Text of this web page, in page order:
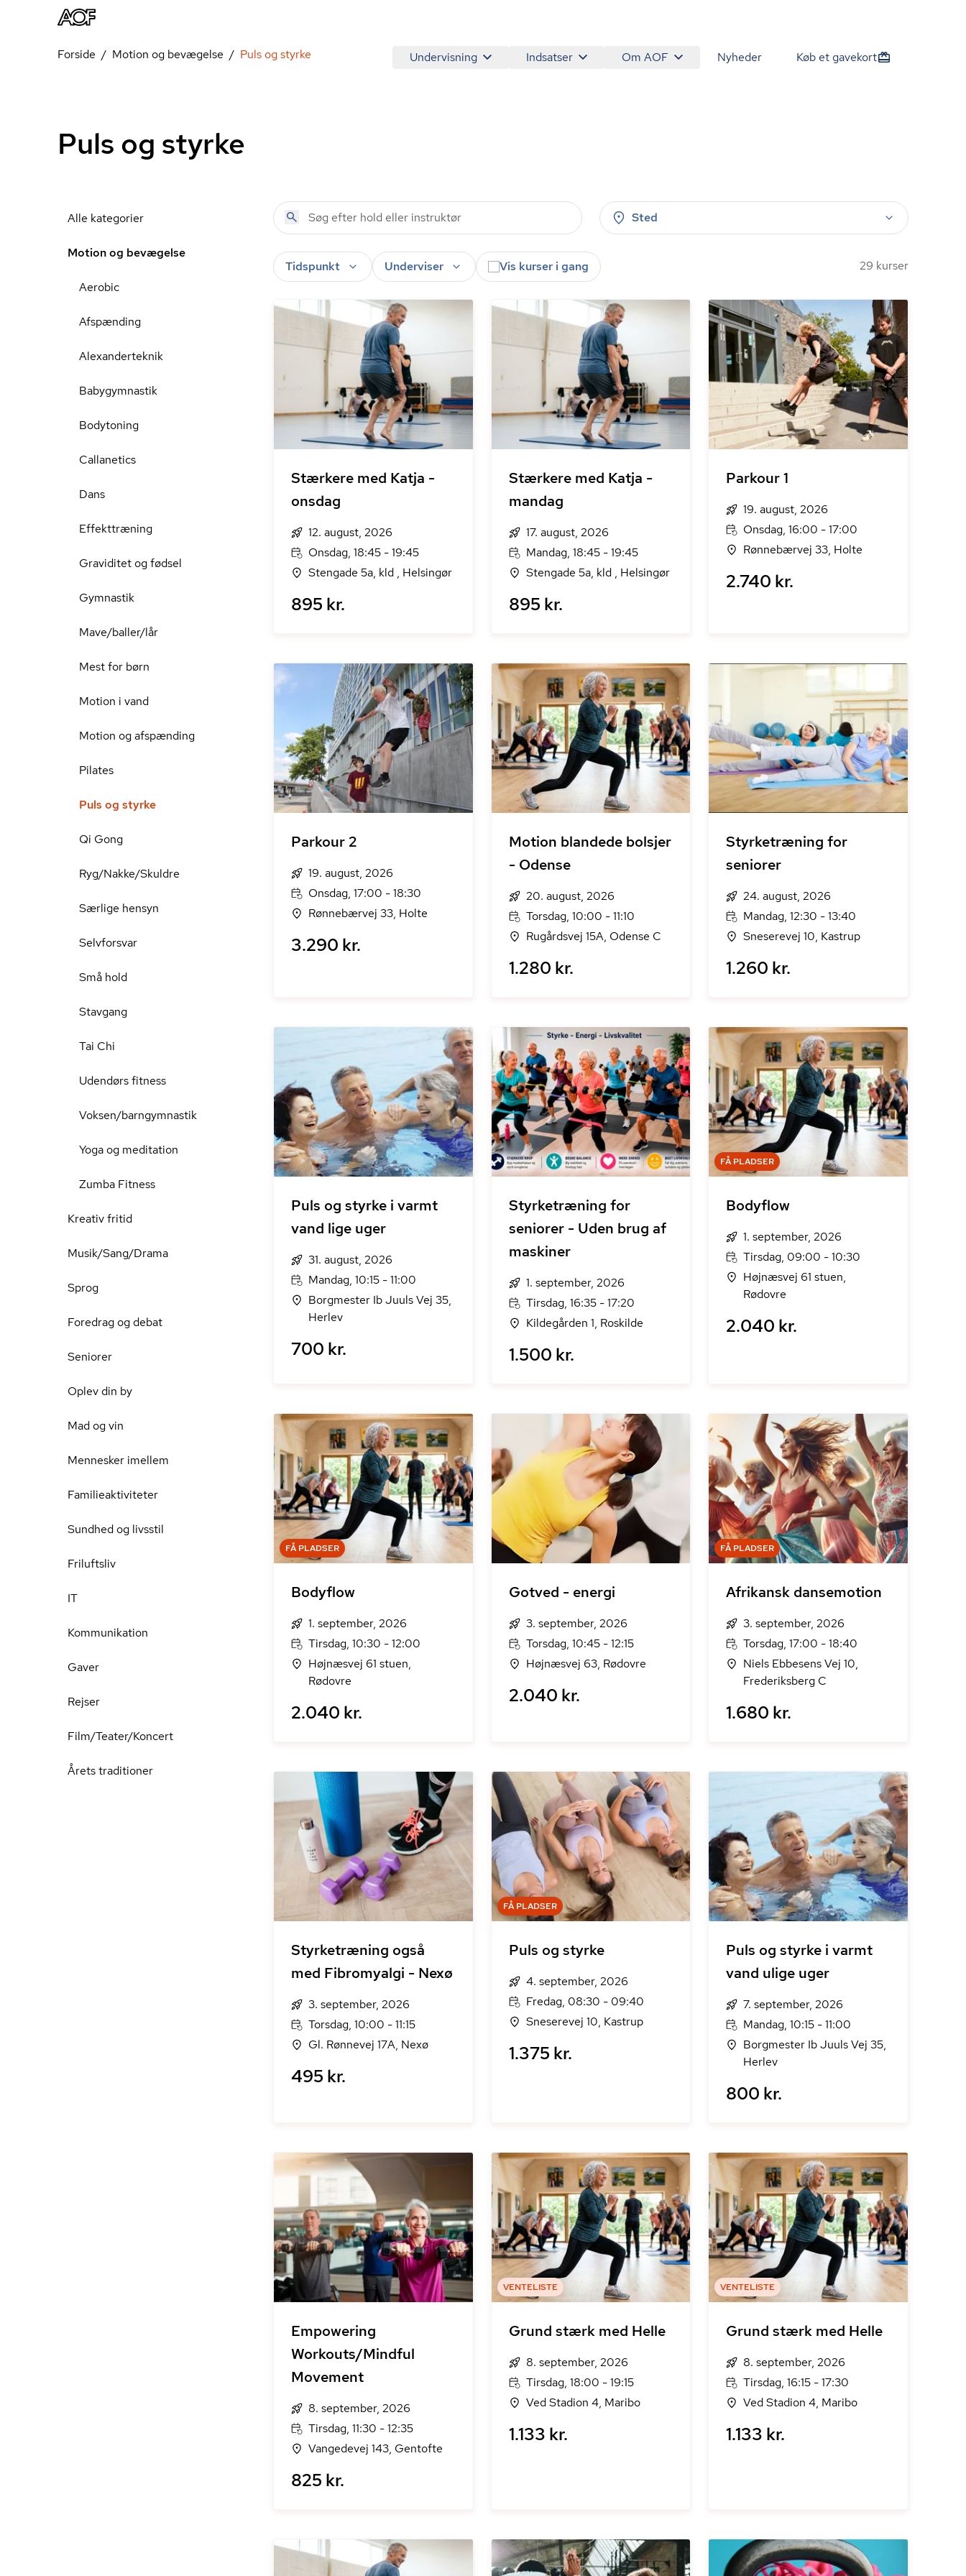
Undervisning Indsatser Om AOF Nyheder Køb et gavekort
Forside Motion og bevægelse Puls og styrke
Puls og styrke
Alle kategorier
Motion og bevægelse
Aerobic
Afspænding
Alexanderteknik
Babygymnastik
Bodytoning
Callanetics
Dans
Effekttræning
Graviditet og fødsel
Gymnastik
Mave/baller/lår
Mest for børn
Motion i vand
Motion og afspænding
Pilates
Puls og styrke
Qi Gong
Ryg/Nakke/Skuldre
Særlige hensyn
Selvforsvar
Små hold
Stavgang
Tai Chi
Udendørs fitness
Voksen/barngymnastik
Yoga og meditation
Zumba Fitness
Kreativ fritid
Musik/Sang/Drama
Sprog
Foredrag og debat
Seniorer
Oplev din by
Mad og vin
Mennesker imellem
Familieaktiviteter
Sundhed og livsstil
Friluftsliv
IT
Kommunikation
Gaver
Rejser
Film/Teater/Koncert
Årets traditioner
Sted
Tidspunkt Underviser Vis kurser i gang 29 kurser
Stærkere med Katja -
onsdag
12. august, 2026
Onsdag, 18:45 - 19:45
Stengade 5a, kld , Helsingør
895 kr.
Stærkere med Katja -
mandag
17. august, 2026
Mandag, 18:45 - 19:45
Stengade 5a, kld , Helsingør
895 kr.
Parkour 1
19. august, 2026
Onsdag, 16:00 - 17:00
Rønnebærvej 33, Holte
2.740 kr.
Parkour 2
19. august, 2026
Onsdag, 17:00 - 18:30
Rønnebærvej 33, Holte
3.290 kr.
Motion blandede bolsjer
- Odense
20. august, 2026
Torsdag, 10:00 - 11:10
Rugårdsvej 15A, Odense C
1.280 kr.
Styrketræning for
seniorer
24. august, 2026
Mandag, 12:30 - 13:40
Sneserevej 10, Kastrup
1.260 kr.
Puls og styrke i varmt
vand lige uger
31. august, 2026
Mandag, 10:15 - 11:00
Borgmester Ib Juuls Vej 35,
Herlev
700 kr.
Styrketræning for
seniorer - Uden brug af
maskiner
1. september, 2026
Tirsdag, 16:35 - 17:20
Kildegården 1, Roskilde
1.500 kr.
FÅ PLADSER
Bodyflow
1. september, 2026
Tirsdag, 09:00 - 10:30
Højnæsvej 61 stuen,
Rødovre
2.040 kr.
FÅ PLADSER
Bodyflow
1. september, 2026
Tirsdag, 10:30 - 12:00
Højnæsvej 61 stuen,
Rødovre
2.040 kr.
Gotved - energi
3. september, 2026
Torsdag, 10:45 - 12:15
Højnæsvej 63, Rødovre
2.040 kr.
FÅ PLADSER
Afrikansk dansemotion
3. september, 2026
Torsdag, 17:00 - 18:40
Niels Ebbesens Vej 10,
Frederiksberg C
1.680 kr.
Styrketræning også
med Fibromyalgi - Nexø
3. september, 2026
Torsdag, 10:00 - 11:15
Gl. Rønnevej 17A, Nexø
495 kr.
FÅ PLADSER
Puls og styrke
4. september, 2026
Fredag, 08:30 - 09:40
Sneserevej 10, Kastrup
1.375 kr.
Puls og styrke i varmt
vand ulige uger
7. september, 2026
Mandag, 10:15 - 11:00
Borgmester Ib Juuls Vej 35,
Herlev
800 kr.
Empowering
Workouts/Mindful
Movement
8. september, 2026
Tirsdag, 11:30 - 12:35
Vangedevej 143, Gentofte
825 kr.
VENTELISTE
Grund stærk med Helle
8. september, 2026
Tirsdag, 18:00 - 19:15
Ved Stadion 4, Maribo
1.133 kr.
VENTELISTE
Grund stærk med Helle
8. september, 2026
Tirsdag, 16:15 - 17:30
Ved Stadion 4, Maribo
1.133 kr.